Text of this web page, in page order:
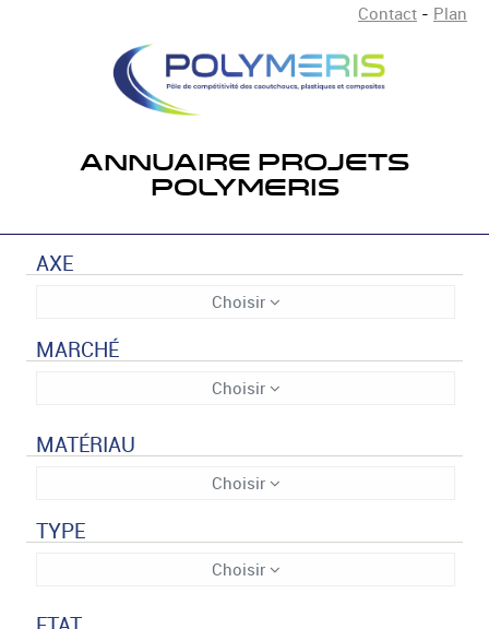
Contact - Plan
ANNUAIRE PROJETS
POLYMERIS
AXE
Choisir
MARCHÉ
Choisir
MATÉRIAU
Choisir
TYPE
Choisir